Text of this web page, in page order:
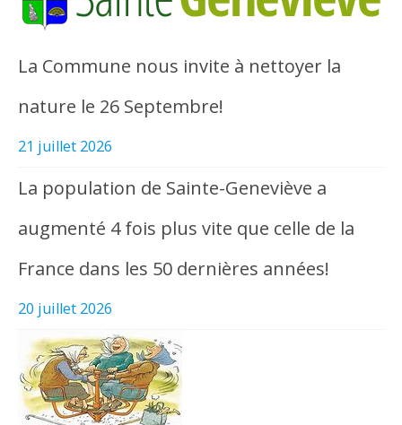
La Commune nous invite à nettoyer la
nature le 26 Septembre!
21 juillet 2026
La population de Sainte-Geneviève a
augmenté 4 fois plus vite que celle de la
France dans les 50 dernières années!
20 juillet 2026